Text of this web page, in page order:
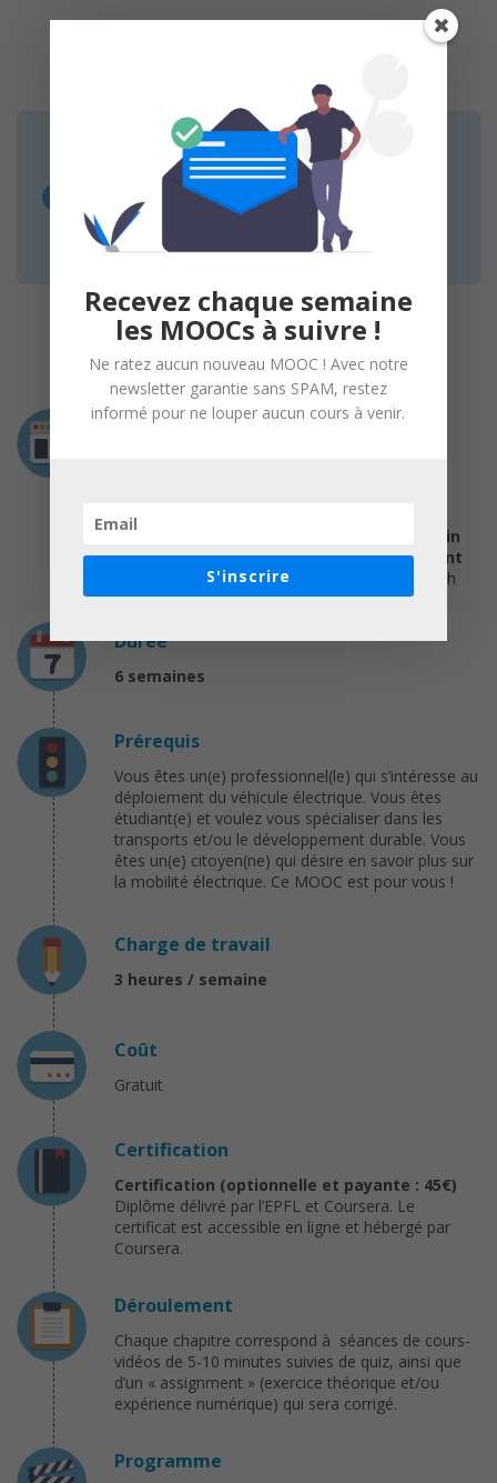
* MOOC Francophone est un service de mise en
relation sans inscription et sans intermédiaire.
Nous n’organisons aucun cours, le lien « Suivre le
cours » vous redirige vers la page web des
organisateurs.
Intervenant
Émeric FORTIN, Head of the Master in
Transport and Sustainable Development
Direction of Studies, École des Ponts ParisTech
Durée
6 semaines
Prérequis
Vous êtes un(e) professionnel(le) qui s’intéresse au
déploiement du véhicule électrique. Vous êtes
étudiant(e) et voulez vous spécialiser dans les
transports et/ou le développement durable. Vous
êtes un(e) citoyen(ne) qui désire en savoir plus sur
la mobilité électrique. Ce MOOC est pour vous !
Charge de travail
3 heures / semaine
Coût
Gratuit
Certification
Certification (optionnelle et payante : 45€)
Diplôme délivré par l’EPFL et Coursera. Le
certificat est accessible en ligne et hébergé par
Coursera.
Déroulement
Chaque chapitre correspond à séances de cours-
vidéos de 5-10 minutes suivies de quiz, ainsi que
d’un « assignment » (exercice théorique et/ou
expérience numérique) qui sera corrigé.
Programme
Recevez chaque semaine
les MOOCs à suivre !
Ne ratez aucun nouveau MOOC ! Avec notre
newsletter garantie sans SPAM, restez
informé pour ne louper aucun cours à venir.
S'inscrire